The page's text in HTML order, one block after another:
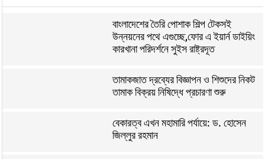
বাংলাদেশের তৈরি পোশাক শিল্প টেকসই
উন্নয়নের পথে এগুচ্ছে,ফোর এ ইয়ার্ন ডাইয়িং
কারখানা পরিদর্শনে সুইস রাষ্ট্রদূত
তামাকজাত দ্রব্যের বিজ্ঞাপন ও শিশুদের নিকট
তামাক বিক্রয় নিষিদ্ধে প্রচারণা শুরু
বেকারত্ব এখন মহামারি পর্যায়ে: ড. হোসেন
জিল্লুর রহমান